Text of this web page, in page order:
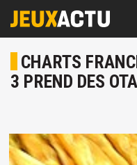
CHARTS
3 PREND DES